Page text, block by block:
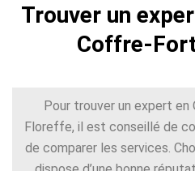
Trouver un
Coffre-
Pour trouver un expert
Floreffe, il est conseillé de
de comparer les services.